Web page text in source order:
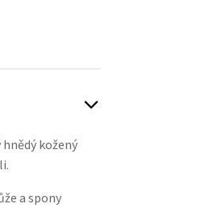
kožený
a spony